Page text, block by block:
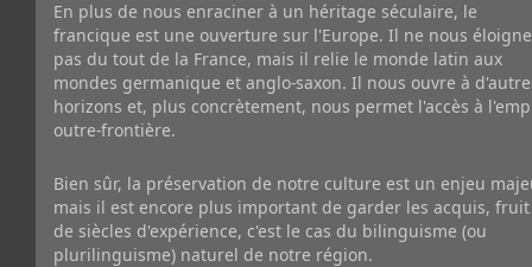
En plus de nous enraciner à un héritage séculaire, le
francique est une ouverture sur l'Europe. Il ne nous éloigne
pas du tout de la France, mais il relie le monde latin aux
mondes germanique et anglo-saxon. Il nous ouvre à
horizons et, plus concrètement, nous permet l'accès à
outre-frontière.
Bien sûr, la préservation de notre culture est un enjeu
mais il est encore plus important de garder les acquis, fruit
de siècles d'expérience, c'est le cas du bilinguisme (ou
plurilinguisme) naturel de notre région.